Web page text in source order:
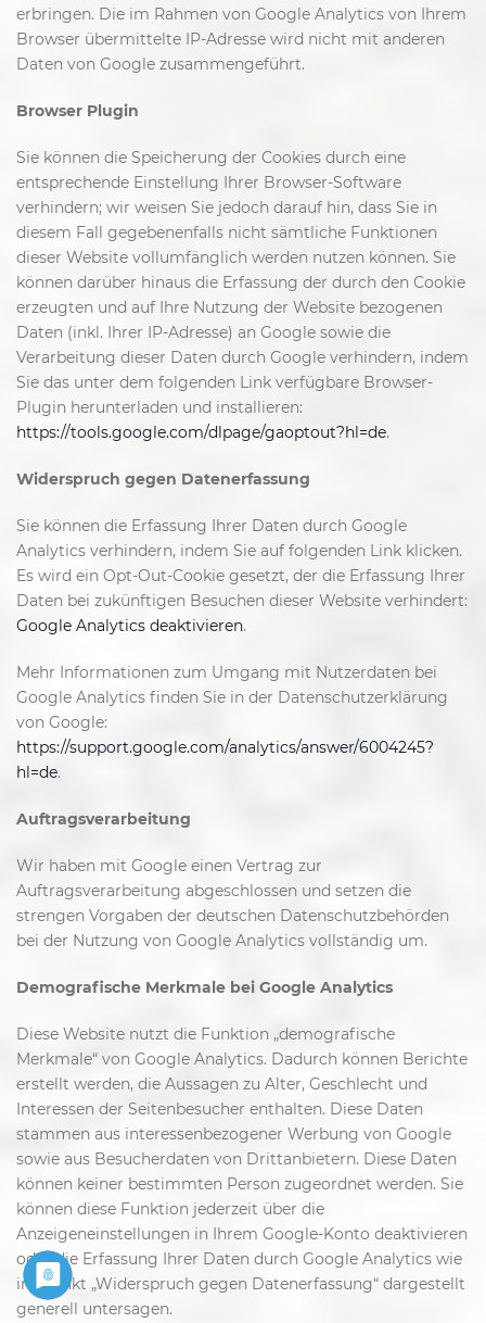
erbringen. Die im Rahmen von Google Analytics von Ihrem
Browser übermittelte IP-Adresse wird nicht mit anderen
Daten von Google zusammengeführt.
Browser Plugin
Sie können die Speicherung der Cookies durch eine
entsprechende Einstellung Ihrer Browser-Software
verhindern; wir weisen Sie jedoch darauf hin, dass Sie in
diesem Fall gegebenenfalls nicht sämtliche Funktionen
dieser Website vollumfänglich werden nutzen können. Sie
können darüber hinaus die Erfassung der durch den Cookie
erzeugten und auf Ihre Nutzung der Website bezogenen
Daten (inkl. Ihrer IP-Adresse) an Google sowie die
Verarbeitung dieser Daten durch Google verhindern, indem
Sie das unter dem folgenden Link verfügbare Browser-
Plugin herunterladen und installieren:
https://tools.google.com/dlpage/gaoptout?hl=de.
Widerspruch gegen Datenerfassung
Sie können die Erfassung Ihrer Daten durch Google
Analytics verhindern, indem Sie auf folgenden Link klicken.
Es wird ein Opt-Out-Cookie gesetzt, der die Erfassung Ihrer
Daten bei zukünftigen Besuchen dieser Website verhindert:
Google Analytics deaktivieren.
Mehr Informationen zum Umgang mit Nutzerdaten bei
Google Analytics finden Sie in der Datenschutzerklärung
von Google:
https://support.google.com/analytics/answer/6004245?
hl=de.
Auftragsverarbeitung
Wir haben mit Google einen Vertrag zur
Auftragsverarbeitung abgeschlossen und setzen die
strengen Vorgaben der deutschen Datenschutzbehörden
bei der Nutzung von Google Analytics vollständig um.
Demografische Merkmale bei Google Analytics
Diese Website nutzt die Funktion „demografische
Merkmale“ von Google Analytics. Dadurch können Berichte
erstellt werden, die Aussagen zu Alter, Geschlecht und
Interessen der Seitenbesucher enthalten. Diese Daten
stammen aus interessenbezogener Werbung von Google
sowie aus Besucherdaten von Drittanbietern. Diese Daten
können keiner bestimmten Person zugeordnet werden. Sie
können diese Funktion jederzeit über die
Anzeigeneinstellungen in Ihrem Google-Konto deaktivieren
oder die Erfassung Ihrer Daten durch Google Analytics wie
im Punkt „Widerspruch gegen Datenerfassung“ dargestellt
generell untersagen.